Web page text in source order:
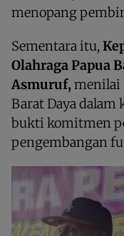
menopang
Sementara itu,
Olahraga Papua
Asmuruf, menilai
Barat Daya
bukti komitmen
pengembangan